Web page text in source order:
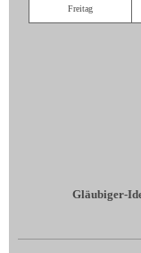
Freitag
Gläubiger-